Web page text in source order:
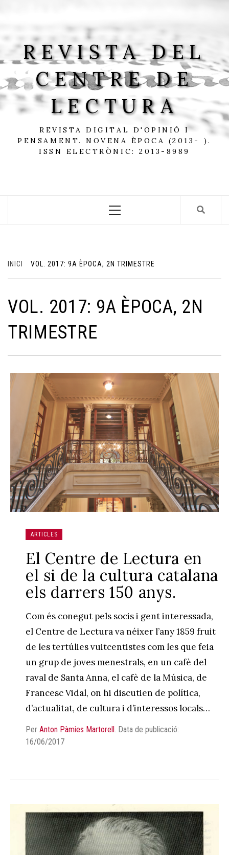
REVISTA DEL
CENTRE DE
LECTURA
REVISTA DIGITAL D'OPINIÓ I
PENSAMENT. NOVENA ÈPOCA (2013- ).
ISSN ELECTRÒNIC: 2013-8989
Menu
INICI VOL. 2017: 9A ÈPOCA, 2N TRIMESTRE
VOL. 2017: 9A ÈPOCA, 2N
TRIMESTRE
ARTICLES
El Centre de Lectura en
el si de la cultura catalana
els darrers 150 anys.
Com és conegut pels socis i gent interessada,
el Centre de Lectura va néixer l’any 1859 fruit
de les tertúlies vuitcentistes com les que feia
un grup de joves menestrals, en un cafè del
raval de Santa Anna, el cafè de la Música, de
Francesc Vidal, on hi discutien de política,
d’actualitat, de cultura i d’interessos locals…
Per Anton Pàmies Martorell Data de publicació:
16/06/2017